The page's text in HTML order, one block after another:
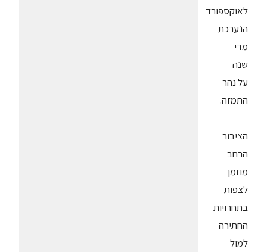
לאוקספורד
הנערכת
מדי
שנה
על נהר
התמזה.
הציבור
הרחב
מוזמן
לצפות
בתחרויות
החתירה
למול